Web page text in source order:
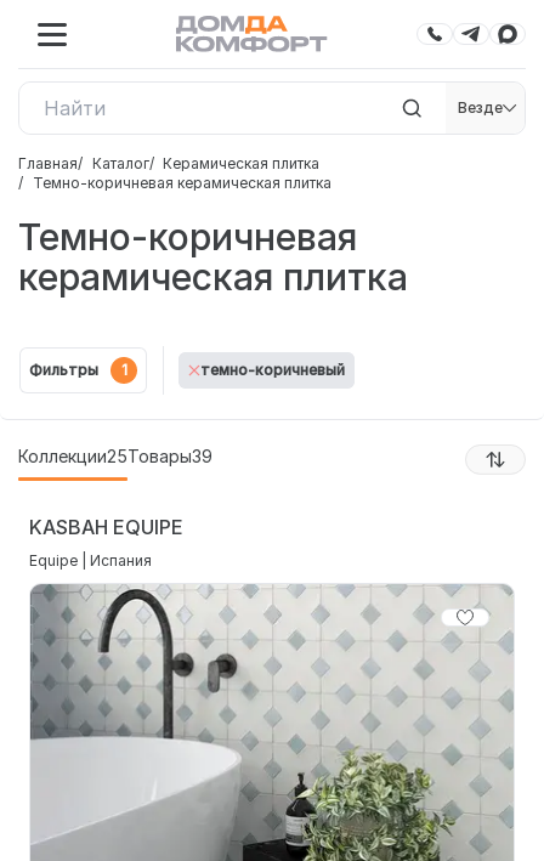
Везде
Главная Каталог
Керамическая плитка
Темно-коричневая керамическая плитка
Темно-коричневая
керамическая плитка
Фильтры 1 темно-коричневый
Коллекции25Товары39
KASBAH EQUIPE
Equipe | Испания